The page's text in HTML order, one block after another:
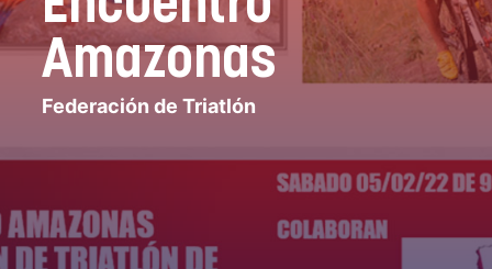
Amazonas
Federación de Triatlón